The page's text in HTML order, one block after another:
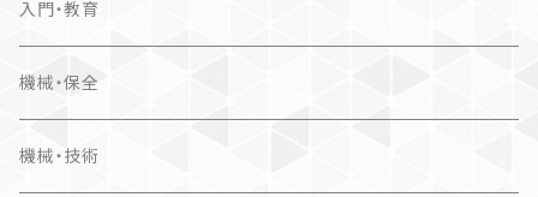
入門・教育
機械・保全
機械・技術